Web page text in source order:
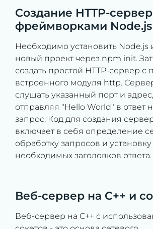
Создание HTTP-
фреймворками Node.js
Необходимо установить Node.js
новый проект через npm init.
создать простой HTTP-сервер
встроенного модуля http.
слушать указанный порт и адрес,
отправляя "Hello World" в ответ
запрос. Код для создания
включает в себя определение
обработку запросов и установку
необходимых заголовков ответа.
Веб-сервер на C++ и
Веб-сервер на C++ с